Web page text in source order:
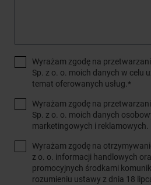
Wyrażam zgodę na
Sp. z o. o. moich danych w celu
temat oferowanych usług.*
Wyrażam zgodę na
Sp. z o. o. moich danych
marketingowych i reklamowych.
Wyrażam zgodę na
z o. o. informacji handlowych
promocyjnych środkami
rozumieniu ustawy z dnia 18